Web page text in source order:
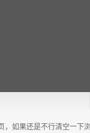
，如果还是不行清空一下